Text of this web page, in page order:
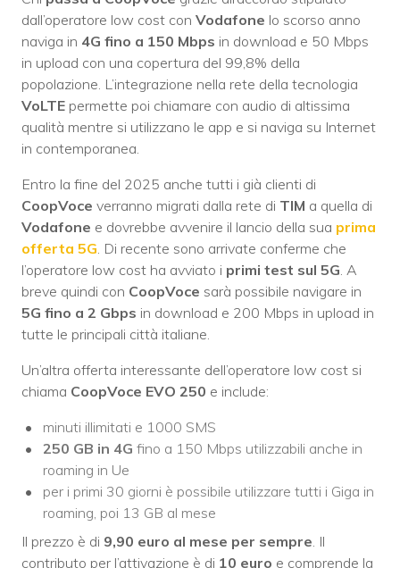
dall’operatore low cost con Vodafone lo scorso anno
naviga in 4G fino a 150 Mbps in download e 50 Mbps
in upload con una copertura del 99,8% della
popolazione. L’integrazione nella rete della tecnologia
VoLTE permette poi chiamare con audio di altissima
qualità mentre si utilizzano le app e si naviga su Internet
in contemporanea.
Entro la fine del 2025 anche tutti i già clienti di
CoopVoce verranno migrati dalla rete di TIM a quella di
Vodafone e dovrebbe avvenire il lancio della sua prima
offerta 5G. Di recente sono arrivate conferme che
l’operatore low cost ha avviato i primi test sul 5G. A
breve quindi con CoopVoce sarà possibile navigare in
5G fino a 2 Gbps in download e 200 Mbps in upload in
tutte le principali città italiane.
Un’altra offerta interessante dell’operatore low cost si
chiama CoopVoce EVO 250 e include:
minuti illimitati e 1000 SMS
250 GB in 4G fino a 150 Mbps utilizzabili anche in
roaming in Ue
per i primi 30 giorni è possibile utilizzare tutti i Giga in
roaming, poi 13 GB al mese
Il prezzo è di 9,90 euro al mese per sempre. Il
contributo per l’attivazione è di 10 euro e comprende la